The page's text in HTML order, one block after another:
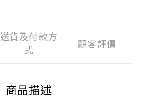
送貨及付款方
式
顧客評價
商品描述